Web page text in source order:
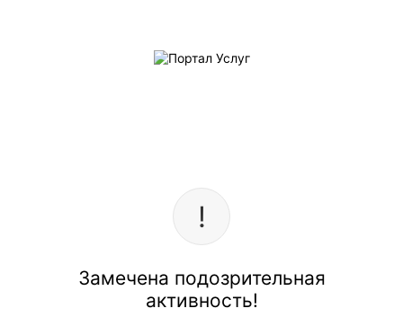
Замечена подозрительная
активность!